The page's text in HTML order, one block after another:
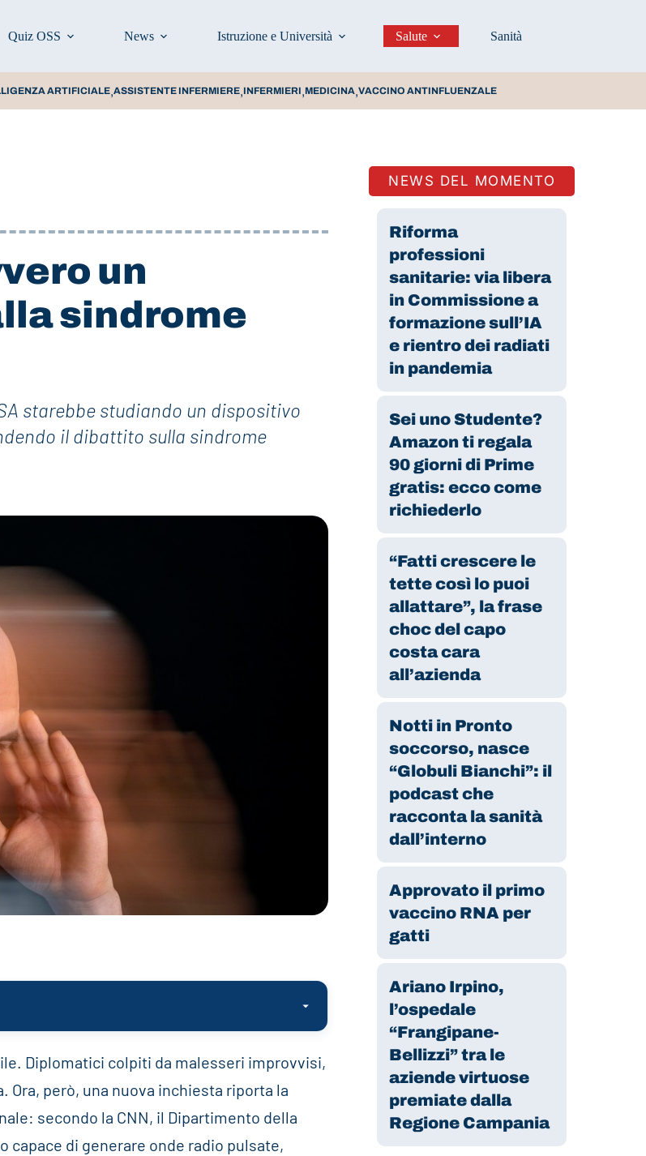
Quiz OSS News Istruzione e Università Salute Sanità
ARTIFICIALE,ASSISTENTE INFERMIERE,INFERMIERI,MEDICINA,VACCINO ANTINFLUENZALE
un
sindrome
starebbe studiando un dispositivo
il dibattito sulla sindrome
Diplomatici colpiti da malesseri improvvisi,
però, una nuova inchiesta riporta la
secondo la CNN, il Dipartimento della
di generare onde radio pulsate,
NEWS DEL MOMENTO
Riforma
professioni
sanitarie: via libera
in Commissione a
formazione sull’IA
e rientro dei radiati
in pandemia
Sei uno Studente?
Amazon ti regala
90 giorni di Prime
gratis: ecco come
richiederlo
“Fatti crescere le
tette così lo puoi
allattare”, la frase
choc del capo
costa cara
all’azienda
Notti in Pronto
soccorso, nasce
“Globuli Bianchi”: il
podcast che
racconta la sanità
dall’interno
Approvato il primo
vaccino RNA per
gatti
Ariano Irpino,
l’ospedale
“Frangipane-
Bellizzi” tra le
aziende virtuose
premiate dalla
Regione Campania